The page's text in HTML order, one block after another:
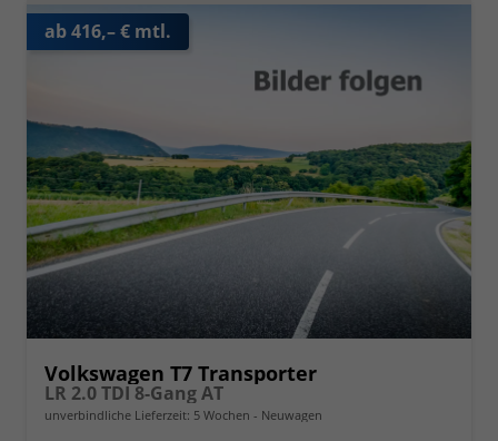
ab 416,– € mtl.
Volkswagen T7 Transporter
LR 2.0 TDI 8-Gang AT
unverbindliche Lieferzeit: 5 Wochen Neuwagen